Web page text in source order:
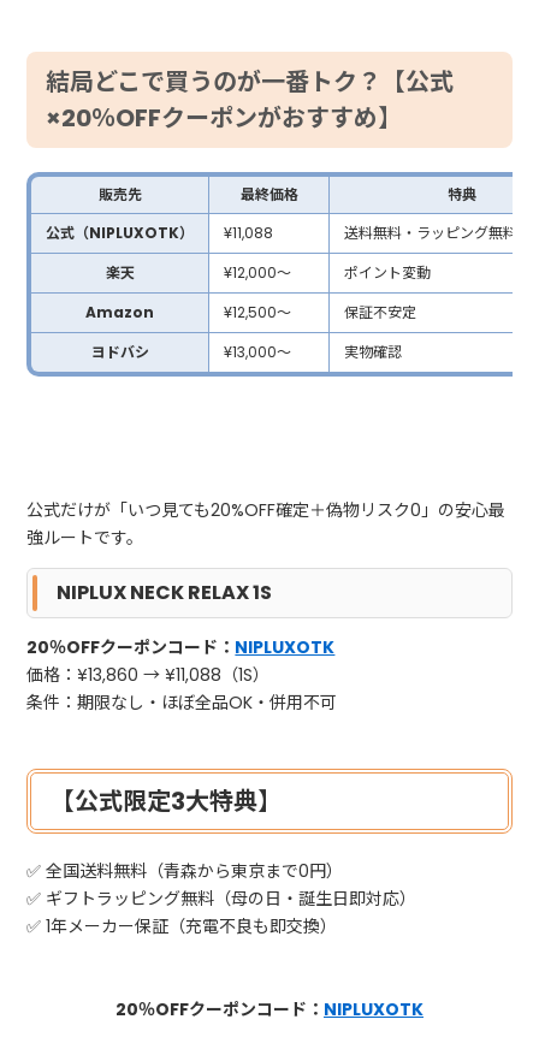
結局どこで買うのが一番トク？【公式
×20％OFFクーポンがおすすめ】
販売先 最終価格
特典
公式（NIPLUXOTK）
¥11,088
送料無料・ラッピング無料・
楽天
¥12,000〜
ポイント変動
Amazon
¥12,500〜
保証不安定
ヨドバシ
¥13,000〜 実物確認
公式だけが「いつ見ても20%OFF確定＋偽物リスク0」の安心最
強ルートです。
NIPLUX NECK RELAX 1S
20％OFFクーポンコード： NIPLUXOTK
価格：¥13,860 → ¥11,088（1S）
条件：期限なし・ほぼ全品OK・併用不可
【公式限定3大特典】
✅ 全国送料無料（青森から東京まで0円）
✅ ギフトラッピング無料（母の日・誕生日即対応）
✅ 1年メーカー保証（充電不良も即交換）
20％OFFクーポンコード： NIPLUXOTK